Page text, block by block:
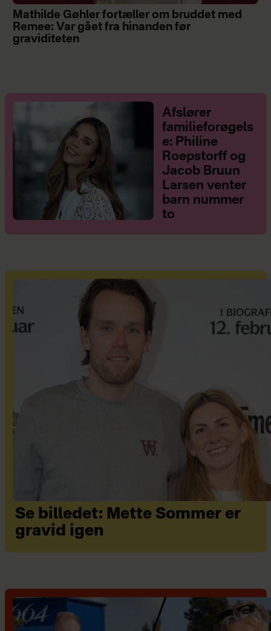
Mathilde Gøhler fortæller om bruddet med
Remee: Var gået fra hinanden før
graviditeten
Afslører
familieforøgels
e: Philine
Roepstorff og
Jacob Bruun
Larsen venter
barn nummer
to
Se billedet: Mette Sommer er
gravid igen